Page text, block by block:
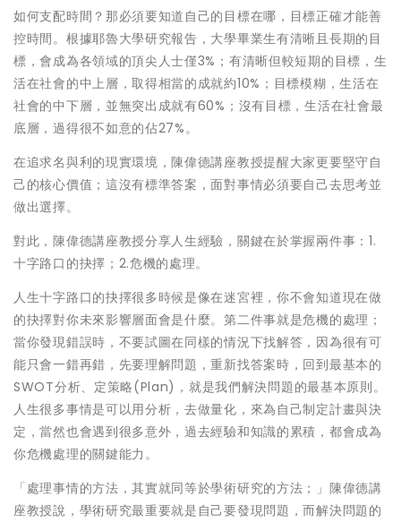
如何支配時間？那必須要知道自己的目標在哪，目標正確才能善
控時間。根據耶魯大學研究報告，大學畢業生有清晰且長期的目
標，會成為各領域的頂尖人士僅3%；有清晰但較短期的目標，生
活在社會的中上層，取得相當的成就約10%；目標模糊，生活在
社會的中下層，並無突出成就有60%；沒有目標，生活在社會最
底層，過得很不如意的佔27%。
在追求名與利的現實環境，陳偉德講座教授提醒大家更要堅守自
己的核心價值；這沒有標準答案，面對事情必須要自己去思考並
做出選擇。
對此，陳偉德講座教授分享人生經驗，關鍵在於掌握兩件事：1.
十字路口的抉擇；2.危機的處理。
人生十字路口的抉擇很多時候是像在迷宮裡，你不會知道現在做
的抉擇對你未來影響層面會是什麼。第二件事就是危機的處理；
當你發現錯誤時，不要試圖在同樣的情況下找解答，因為很有可
能只會一錯再錯，先要理解問題，重新找答案時，回到最基本的
SWOT分析、定策略(Plan)，就是我們解決問題的最基本原則。
人生很多事情是可以用分析，去做量化，來為自己制定計畫與決
定，當然也會遇到很多意外，過去經驗和知識的累積，都會成為
你危機處理的關鍵能力。
「處理事情的方法，其實就同等於學術研究的方法；」陳偉德講
座教授說，學術研究最重要就是自己要發現問題，而解決問題的